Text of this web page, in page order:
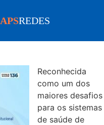
APSREDES
Reconhecida
como um dos
maiores desafios
para os sistemas
de saúde de